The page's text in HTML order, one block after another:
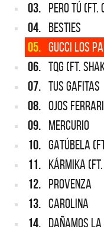
03. PERO TÚ (FT.
04. BESTIES
05. GUCCI LOS
06. TQG (FT.
07. TUS GAFITAS
08. OJOS
09. MERCURIO
10. GATÚBELA
11. KÁRMIKA
12. PROVENZA
13. CAROLINA
14. DAÑAMOS